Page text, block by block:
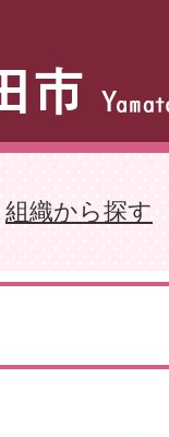
組織から探す